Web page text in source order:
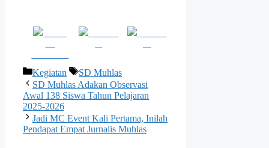
Kategori
Kegiatan Tag
SD Muhlas
SD Muhlas Adakan Observasi
Awal 138 Siswa Tahun Pelajaran
2025-2026
Jadi MC Event Kali Pertama, Inilah
Pendapat Empat Jurnalis Muhlas